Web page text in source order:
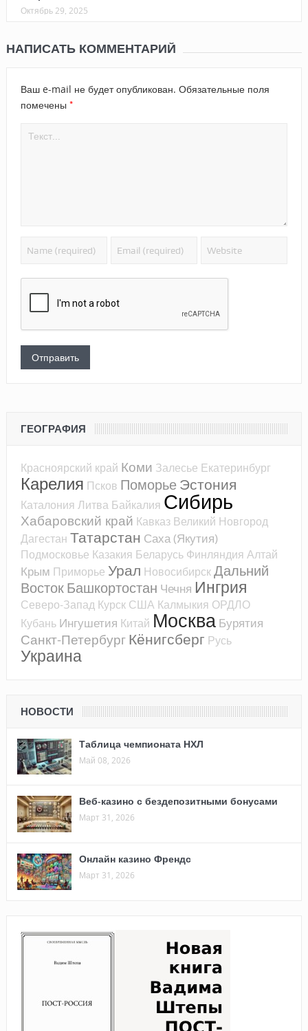
Октябрь 29, 2025
НАПИСАТЬ КОММЕНТАРИЙ
Ваш e-mail не будет опубликован. Обязательные поля
помечены *
ГЕОГРАФИЯ
Красноярский край Коми Залесье Екатеринбург
Карелия Псков ПоморьеЭстония
Каталония Литва Байкалия Сибирь
Хабаровский край Кавказ Великий Новгород
Дагестан Татарстан Саха (Якутия)
Подмосковье Казакия Беларусь Финляндия Алтай
Крым Приморье Урал НовосибирскДальний
ВостокБашкортостан Чечня Ингрия
Северо-Запад Курск США Калмыкия ОРДЛО
Кубань Ингушетия Китай Москва Бурятия
Санкт-Петербург Кёнигсберг Русь
Украина
НОВОСТИ
Таблица чемпионата НХЛ
Май 08, 2026
Веб-казино с бездепозитными бонусами
Март 31, 2026
Онлайн казино Френдс
Март 31, 2026